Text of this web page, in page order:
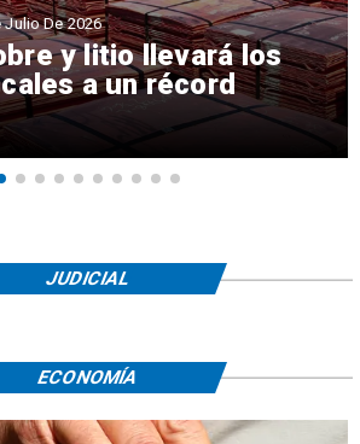
y litio llevará los
a un récord
Julio De 2026
JUDICIAL
ECONOMÍA